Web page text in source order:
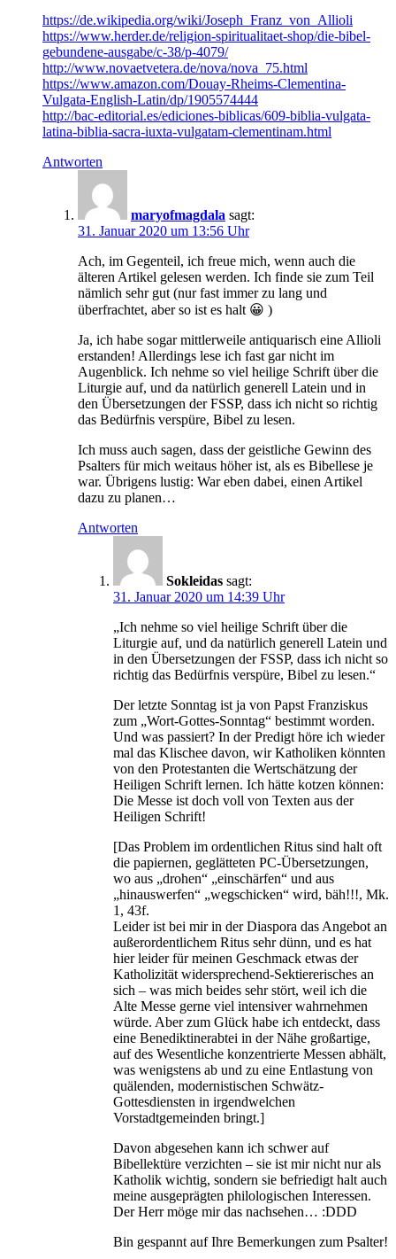
https://de.wikipedia.org/wiki/Joseph_Franz_von_Allioli
https://www.herder.de/religion-spiritualitaet-shop/die-bibel-
gebundene-ausgabe/c-38/p-4079/
http://www.novaetvetera.de/nova/nova_75.html
https://www.amazon.com/Douay-Rheims-Clementina-
Vulgata-English-Latin/dp/1905574444
http://bac-editorial.es/ediciones-biblicas/609-biblia-vulgata-
latina-biblia-sacra-iuxta-vulgatam-clementinam.html
Antworten
maryofmagdala sagt:
31. Januar 2020 um 13:56 Uhr
Ach, im Gegenteil, ich freue mich, wenn auch die
älteren Artikel gelesen werden. Ich finde sie zum Teil
nämlich sehr gut (nur fast immer zu lang und
überfrachtet, aber so ist es halt 😀 )
Ja, ich habe sogar mittlerweile antiquarisch eine Allioli
erstanden! Allerdings lese ich fast gar nicht im
Augenblick. Ich nehme so viel heilige Schrift über die
Liturgie auf, und da natürlich generell Latein und in
den Übersetzungen der FSSP, dass ich nicht so richtig
das Bedürfnis verspüre, Bibel zu lesen.
Ich muss auch sagen, dass der geistliche Gewinn des
Psalters für mich weitaus höher ist, als es Bibellese je
war. Übrigens lustig: War eben dabei, einen Artikel
dazu zu planen…
Antworten
Sokleidas sagt:
31. Januar 2020 um 14:39 Uhr
„Ich nehme so viel heilige Schrift über die
Liturgie auf, und da natürlich generell Latein und
in den Übersetzungen der FSSP, dass ich nicht so
richtig das Bedürfnis verspüre, Bibel zu lesen.“
Der letzte Sonntag ist ja von Papst Franziskus
zum „Wort-Gottes-Sonntag“ bestimmt worden.
Und was passiert? In der Predigt höre ich wieder
mal das Klischee davon, wir Katholiken könnten
von den Protestanten die Wertschätzung der
Heiligen Schrift lernen. Ich hätte kotzen können:
Die Messe ist doch voll von Texten aus der
Heiligen Schrift!
[Das Problem im ordentlichen Ritus sind halt oft
die papiernen, geglätteten PC-Übersetzungen,
wo aus „drohen“ „einschärfen“ und aus
„hinauswerfen“ „wegschicken“ wird, bäh!!!, Mk.
1, 43f.
Leider ist bei mir in der Diaspora das Angebot an
außerordentlichem Ritus sehr dünn, und es hat
hier leider für meinen Geschmack etwas der
Katholizität widersprechend-Sektiererisches an
sich – was mich beides sehr stört, weil ich die
Alte Messe gerne viel intensiver wahrnehmen
würde. Aber zum Glück habe ich entdeckt, dass
eine Benediktinerabtei in der Nähe großartige,
auf des Wesentliche konzentrierte Messen abhält,
was wenigstens ab und zu eine Entlastung von
quälenden, modernistischen Schwätz-
Gottesdiensten in irgendwelchen
Vorstadtgemeinden bringt.]
Davon abgesehen kann ich schwer auf
Bibellektüre verzichten – sie ist mir nicht nur als
Katholik wichtig, sondern sie befriedigt halt auch
meine ausgeprägten philologischen Interessen.
Der Herr möge mir das nachsehen… :DDD
Bin gespannt auf Ihre Bemerkungen zum Psalter!